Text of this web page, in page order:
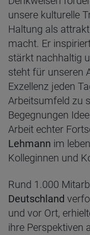
unsere kulturelle
Haltung als
macht. Er
stärkt nachhaltig
steht für unseren
Exzellenz jeden
Arbeitsumfeld zu
Begegnungen
Arbeit echter
Lehmann im
Kolleginnen und
Rund 1.000
Deutschland
und vor Ort,
ihre Perspektiven